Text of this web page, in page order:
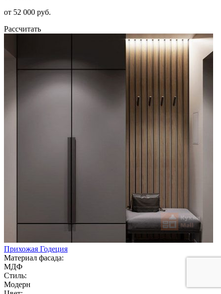
от 52 000 руб.
Рассчитать
Прихожая Годеция
Материал фасада:
МДФ
Стиль:
Модерн